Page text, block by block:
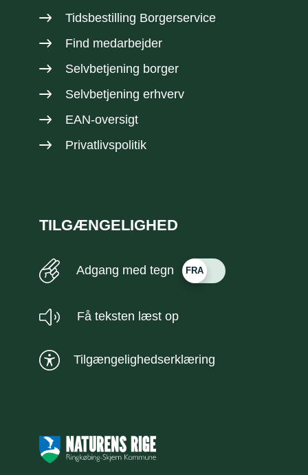
Tidsbestilling Borgerservice
Find medarbejder
Selvbetjening borger
Selvbetjening erhverv
EAN-oversigt
Privatlivspolitik
TILGÆNGELIGHED
Adgang med tegn
Få teksten læst op
Tilgængelighedserklæring